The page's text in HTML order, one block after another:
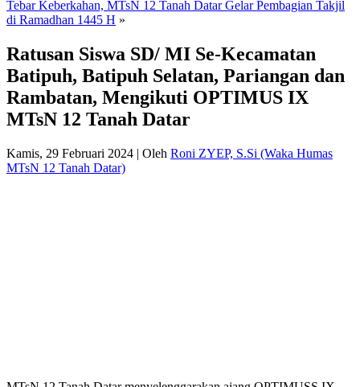
Tebar Keberkahan, MTsN 12 Tanah Datar Gelar Pembagian Takjil
di Ramadhan 1445 H »
Ratusan Siswa SD/ MI Se-Kecamatan
Batipuh, Batipuh Selatan, Pariangan dan
Rambatan, Mengikuti OPTIMUS IX
MTsN 12 Tanah Datar
Kamis, 29 Februari 2024 | Oleh Roni ZYEP, S.Si (Waka Humas
MTsN 12 Tanah Datar)